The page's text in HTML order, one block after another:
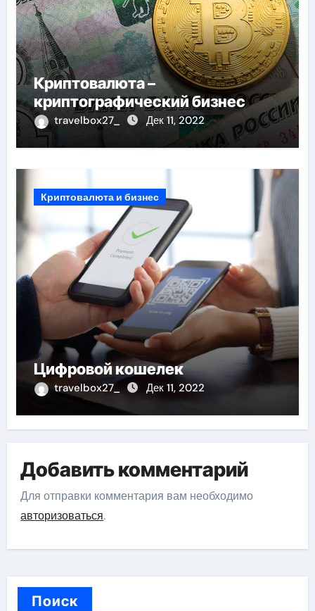
Криптовалюта –
криптографический бизнес
travelbox27_ Дек 11, 2022
Криптовалюта и бизнес
Цифровой кошелек
travelbox27_ Дек 11, 2022
Добавить комментарий
Для отправки комментария вам необходимо
авторизоваться.
Поиск